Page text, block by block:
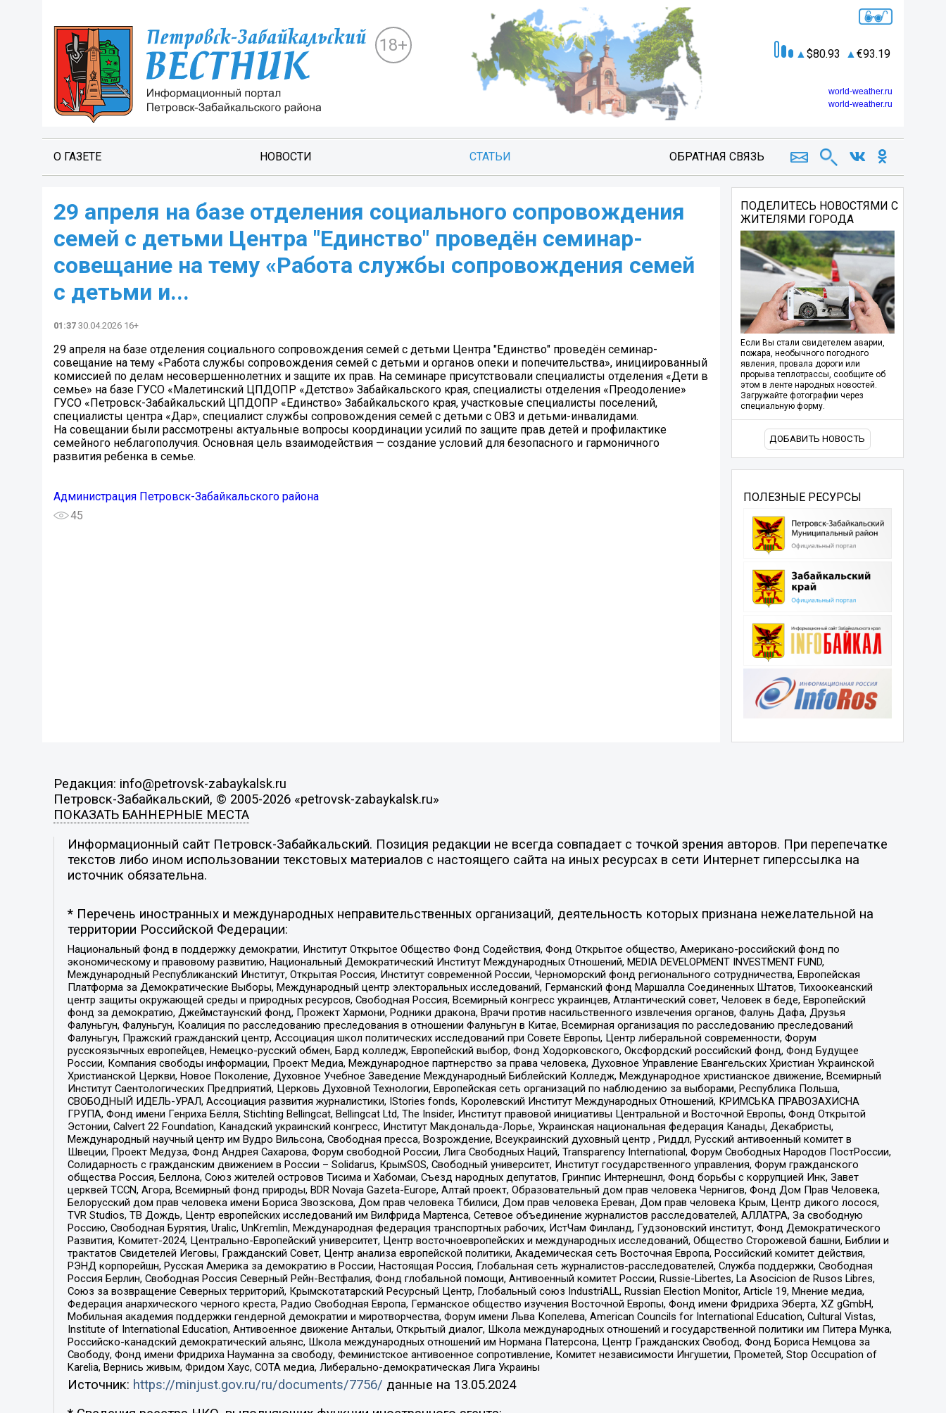
18+ 80.93 93.19
world-weather.ru
world-weather.ru
О ГАЗЕТЕ НОВОСТИ СТАТЬИ ОБРАТНАЯ СВЯЗЬ
29 апреля на базе отделения социального сопровождения
семей с детьми Центра "Единство" проведён семинар-
совещание на тему «Работа службы сопровождения семей
с детьми и...
01:37 30.04.2026 16+
29 апреля на базе отделения социального сопровождения семей с детьми Центра "Единство" проведён семинар-
совещание на тему «Работа службы сопровождения семей с детьми и органов опеки и попечительства», инициированный
комиссией по делам несовершеннолетних и защите их прав. На семинаре присутствовали специалисты отделения «Дети в
семье» на базе ГУСО «Малетинский ЦПДОПР «Детство» Забайкальского края, специалисты отделения «Преодоление»
ГУСО «Петровск-Забайкальский ЦПДОПР «Единство» Забайкальского края, участковые специалисты поселений,
специалисты центра «Дар», специалист службы сопровождения семей с детьми с ОВЗ и детьми-инвалидами.
На совещании были рассмотрены актуальные вопросы координации усилий по защите прав детей и профилактике
семейного неблагополучия. Основная цель взаимодействия — создание условий для безопасного и гармоничного
развития ребенка в семье.
Администрация Петровск-Забайкальского района
45
ПОДЕЛИТЕСЬ НОВОСТЯМИ С
ЖИТЕЛЯМИ ГОРОДА
Если Вы стали свидетелем аварии,
пожара, необычного погодного
явления, провала дороги или
прорыва теплотрассы, сообщите об
этом в ленте народных новостей.
Загружайте фотографии через
специальную форму.
ДОБАВИТЬ НОВОСТЬ
ПОЛЕЗНЫЕ РЕСУРСЫ
Редакция: info@petrovsk-zabaykalsk.ru
Петровск-Забайкальский, © 2005-2026 «petrovsk-zabaykalsk.ru»
ПОКАЗАТЬ БАННЕРНЫЕ МЕСТА
Информационный сайт Петровск-Забайкальский. Позиция редакции не всегда совпадает с точкой зрения авторов. При перепечатке
текстов либо ином использовании текстовых материалов с настоящего сайта на иных ресурсах в сети Интернет гиперссылка на
источник обязательна.
* Перечень иностранных и международных неправительственных организаций, деятельность которых признана нежелательной на
территории Российской Федерации:
Национальный фонд в поддержку демократии, Институт Открытое Общество Фонд Содействия, Фонд Открытое общество, Американо-российский фонд по
экономическому и правовому развитию, Национальный Демократический Институт Международных Отношений, MEDIA DEVELOPMENT INVESTMENT FUND,
Международный Республиканский Институт, Открытая Россия, Институт современной России, Черноморский фонд регионального сотрудничества, Европейская
Платформа за Демократические Выборы, Международный центр электоральных исследований, Германский фонд Маршалла Соединенных Штатов, Тихоокеанский
центр защиты окружающей среды и природных ресурсов, Свободная Россия, Всемирный конгресс украинцев, Атлантический совет, Человек в беде, Европейский
фонд за демократию, Джеймстаунский фонд, Прожект Хармони, Родники дракона, Врачи против насильственного извлечения органов, Фалунь Дафа, Друзья
Фалуньгун, Фалуньгун, Коалиция по расследованию преследования в отношении Фалуньгун в Китае, Всемирная организация по расследованию преследований
Фалуньгун, Пражский гражданский центр, Ассоциация школ политических исследований при Совете Европы, Центр либеральной современности, Форум
русскоязычных европейцев, Немецко-русский обмен, Бард колледж, Европейский выбор, Фонд Ходорковского, Оксфордский российский фонд, Фонд Будущее
России, Компания свободы информации, Проект Медиа, Международное партнерство за права человека, Духовное Управление Евангельских Христиан Украинской
Христианской Церкви, Новое Поколение, Духовное Учебное Заведение Международный Библейский Колледж, Международное христианское движение, Всемирный
Институт Саентологических Предприятий, Церковь Духовной Технологии, Европейская сеть организаций по наблюдению за выборами, Республика Польша,
СВОБОДНЫЙ ИДЕЛЬ-УРАЛ, Ассоциация развития журналистики, IStories fonds, Королевский Институт Международных Отношений, КРИМСЬКА ПРАВОЗАХИСНА
ГРУПА, Фонд имени Генриха Бёлля, Stichting Bellingcat, Bellingcat Ltd, The Insider, Институт правовой инициативы Центральной и Восточной Европы, Фонд Открытой
Эстонии, Calvert 22 Foundation, Канадский украинский конгресс, Институт Макдональда-Лорье, Украинская национальная федерация Канады, Декабристы,
Международный научный центр им Вудро Вильсона, Свободная пресса, Возрождение, Всеукраинский духовный центр , Риддл, Русский антивоенный комитет в
Швеции, Проект Медуза, Фонд Андрея Сахарова, Форум свободной России, Лига Свободных Наций, Transparеncy International, Форум Свободных Народов ПостРоссии,
Солидарность с гражданским движением в России – Solidarus, КрымSOS, Свободный университет, Институт государственного управления, Форум гражданского
общества Россия, Беллона, Союз жителей островов Тисима и Хабомаи, Съезд народных депутатов, Гринпис Интернешнл, Фонд борьбы с коррупцией Инк, Завет
церквей TCCN, Агора, Всемирный фонд природы, BDR Novaja Gazeta-Europe, Алтай проект, Образовательный дом прав человека Чернигов, Фонд Дом Прав Человека,
Белорусский дом прав человека имени Бориса Звозскова, Дом прав человека Тбилиси, Дом прав человека Ереван, Дом прав человека Крым, Центр дикого лосося,
TVR Studios, ТВ Дождь, Центр европейских исследований им Вилфрида Мартенса, Сетевое объединение журналистов расследователей, АЛЛАТРА, За свободную
Россию, Свободная Бурятия, Uralic, UnKremlin, Международная федерация транспортных рабочих, ИстЧам Финланд, Гудзоновский институт, Фонд Демократического
Развития, Комитет-2024, Центрально-Европейский университет, Центр восточноевропейских и международных исследований, Общество Сторожевой башни, Библии и
трактатов Свидетелей Иеговы, Гражданский Совет, Центр анализа европейской политики, Академическая сеть Восточная Европа, Российский комитет действия,
РЭНД корпорейшн, Русская Америка за демократию в России, Настоящая Россия, Глобальная сеть журналистов-расследователей, Служба поддержки, Свободная
Россия Берлин, Свободная Россия Северный Рейн-Вестфалия, Фонд глобальной помощи, Антивоенный комитет России, Russie-Libertes, La Asocicion de Rusos Libres,
Союз за возвращение Северных территорий, Крымскотатарский Ресурсный Центр, Глобальный союз IndustriALL, Russian Election Monitor, Article 19, Мнение медиа,
Федерация анархического черного креста, Радио Свободная Европа, Германское общество изучения Восточной Европы, Фонд имени Фридриха Эберта, XZ gGmbH,
Мобильная академия поддержки гендерной демократии и миротворчества, Форум имени Льва Копелева, American Councils for International Education, Cultural Vistas,
Institute of International Education, Антивоенное движение Антальи, Открытый диалог, Школа международных отношений и государственной политики им Питера Мунка,
Российско-канадский демократический альянс, Школа международных отношений им Нормана Патерсона, Центр Гражданских Свобод, Фонд Бориса Немцова за
Свободу, Фонд имени Фридриха Науманна за свободу, Феминистское антивоенное сопротивление, Комитет независимости Ингушетии, Прометей, Stop Occupation of
Karelia, Вернись живым, Фридом Хаус, СОТА медиа, Либерально-демократическая Лига Украины
Источник: https://minjust.gov.ru/ru/documents/7756/ данные на 13.05.2024